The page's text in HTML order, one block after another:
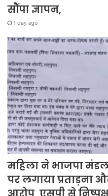
सौंपा ज्ञापन,
1 day ago
महिला ने भाजपा
पर लगाया प्रताड़ना